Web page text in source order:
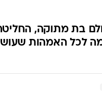
בת מתוקה,
לכל האמהות